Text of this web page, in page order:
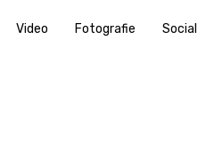
Video Fotografie Social